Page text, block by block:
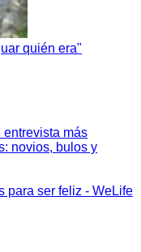
quién era"
más
novios, bulos y
para ser feliz - WeLife